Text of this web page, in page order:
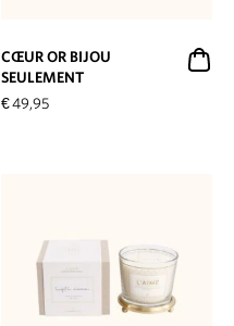
CŒUR OR BIJOU
SEULEMENT
€49,95